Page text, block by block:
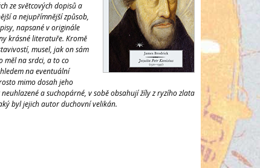
ze světcových dopisů a
a nejupřímnější způsob,
napsané v originále
krásné literatuře. Kromě
musel, jak on sám
měl na srdci, a to co
na eventuální
mimo dosah jeho
a suchopárné, v sobě obsahují žíly z ryzího zlata
byl jejich autor duchovní velikán.